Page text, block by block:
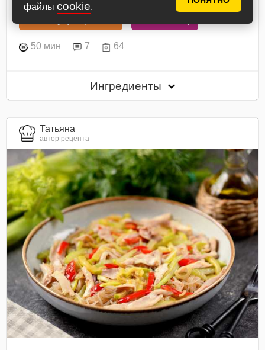
файлы cookie.
В книгу рецептов
50 мин 7 64
Ингредиенты
Татьяна
автор рецепта